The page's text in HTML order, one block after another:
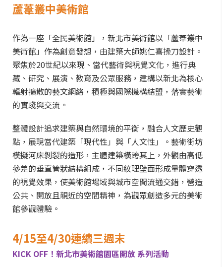
蘆葦叢中美術館
作為一座「全民美術館」，新北市美術館以「蘆葦叢中
美術館」作為創意發想，由建築大師姚仁喜操刀設計。
聚焦於20世紀以來現、當代藝術與視覺文化，進行典
藏、研究、展演、教育及公眾服務，建構以新北為核心
輻射擴散的藝文網絡，積極與國際機構結盟，落實藝術
的實踐與交流。
整體設計追求建築與自然環境的平衡，融合人文歷史觀
點，展現當代建築「現代性」與「人文性」。藝術街坊
模擬河床剝裂的造形，主體建築橫跨其上，外觀由高低
參差的垂直管狀結構組成，不同紋理壁面形成量體穿透
的視覺效果，使美術館場域與城市空間流通交錯，營造
公共、開放且親近的空間精神，為觀眾創造多元的美術
館參觀體驗。
4/15至4/30連續三週末
KICK OFF！新北市美術館園區開放 系列活動